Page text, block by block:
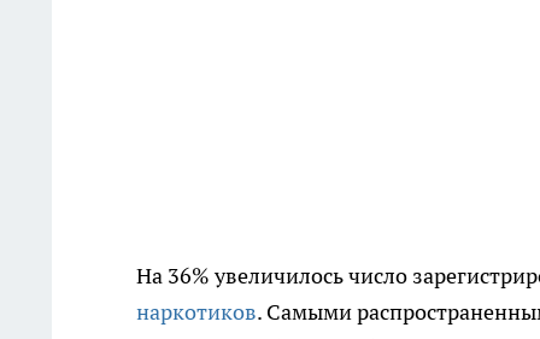
На 36% увеличилось число
наркотиков. Самыми